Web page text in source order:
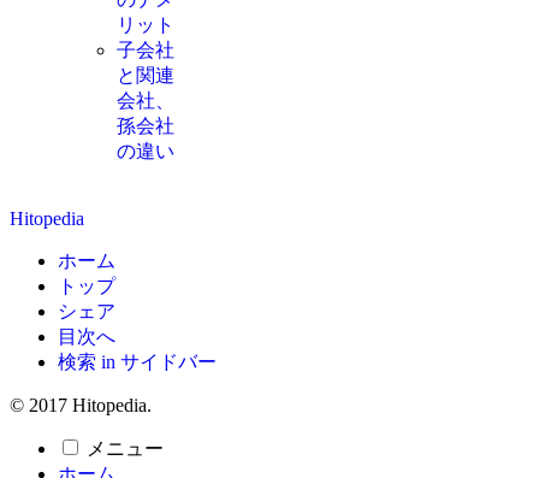
リット
子会社
と関連
会社、
孫会社
の違い
Hitopedia
ホーム
トップ
シェア
目次へ
検索 in サイドバー
© 2017 Hitopedia.
メニュー
ホーム